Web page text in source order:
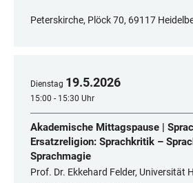
Peterskirche, Plöck 70, 69117
Dienstag 19.5.2026
15:00 - 15:30 Uhr
Akademische Mittagspause |
Ersatzreligion: Sprachkritik –
Sprachmagie
Prof. Dr. Ekkehard Felder, Universität